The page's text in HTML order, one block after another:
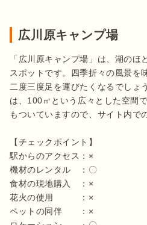
広川原キャンプ場
「広川原キャンプ場」は、湖のほ
スポットです。四季折々の風景を
二度三度足を運びたくなるでしょ
は、100㎡という広々とした空間
もついていますので、サイト内で
【チェックポイント】
駅からのアクセス：×
機材のレンタル　：〇
食材の現地購入　：×
花火の使用　　　：×
ペットの同伴　　：×